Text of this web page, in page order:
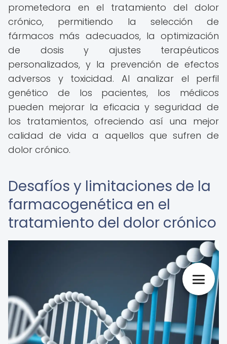
prometedora en el tratamiento del dolor
crónico, permitiendo la selección de
fármacos más adecuados, la optimización
de dosis y ajustes terapéuticos
personalizados, y la prevención de efectos
adversos y toxicidad. Al analizar el perfil
genético de los pacientes, los médicos
pueden mejorar la eficacia y seguridad de
los tratamientos, ofreciendo así una mejor
calidad de vida a aquellos que sufren de
dolor crónico.
Desafíos y limitaciones de la
farmacogenética en el
tratamiento del dolor crónico